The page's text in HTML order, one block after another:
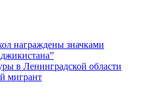
награждены значками
в Ленинградской области
мигрант